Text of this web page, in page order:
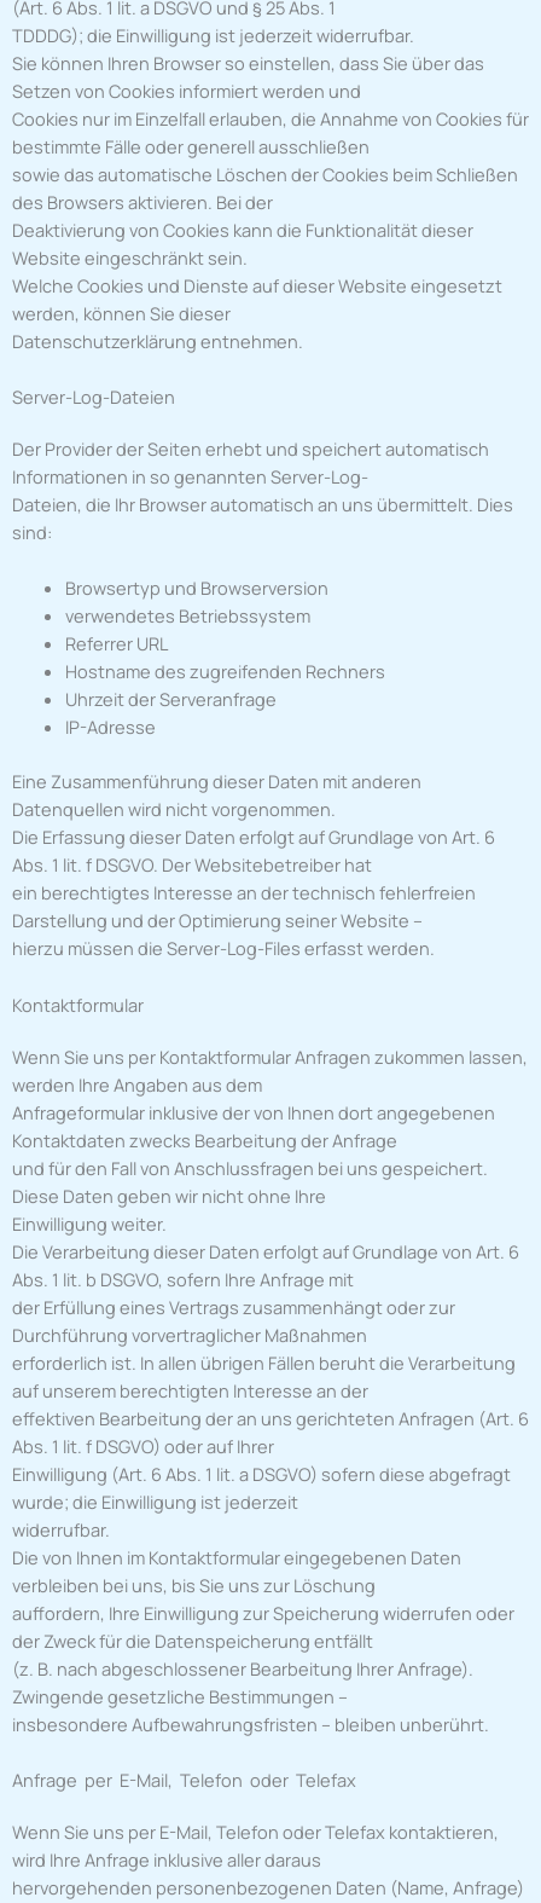
(Art. 6 Abs. 1 lit. a DSGVO und § 25 Abs. 1
TDDDG); die Einwilligung ist jederzeit widerrufbar.
Sie können Ihren Browser so einstellen, dass Sie über das
Setzen von Cookies informiert werden und
Cookies nur im Einzelfall erlauben, die Annahme von Cookies für
bestimmte Fälle oder generell ausschließen
sowie das automatische Löschen der Cookies beim Schließen
des Browsers aktivieren. Bei der
Deaktivierung von Cookies kann die Funktionalität dieser
Website eingeschränkt sein.
Welche Cookies und Dienste auf dieser Website eingesetzt
werden, können Sie dieser
Datenschutzerklärung entnehmen.
Server-Log-Dateien
Der Provider der Seiten erhebt und speichert automatisch
Informationen in so genannten Server-Log-
Dateien, die Ihr Browser automatisch an uns übermittelt. Dies
sind:
Browsertyp und Browserversion
verwendetes Betriebssystem
Referrer URL
Hostname des zugreifenden Rechners
Uhrzeit der Serveranfrage
IP-Adresse
Eine Zusammenführung dieser Daten mit anderen
Datenquellen wird nicht vorgenommen.
Die Erfassung dieser Daten erfolgt auf Grundlage von Art. 6
Abs. 1 lit. f DSGVO. Der Websitebetreiber hat
ein berechtigtes Interesse an der technisch fehlerfreien
Darstellung und der Optimierung seiner Website –
hierzu müssen die Server-Log-Files erfasst werden.
Kontaktformular
Wenn Sie uns per Kontaktformular Anfragen zukommen lassen,
werden Ihre Angaben aus dem
Anfrageformular inklusive der von Ihnen dort angegebenen
Kontaktdaten zwecks Bearbeitung der Anfrage
und für den Fall von Anschlussfragen bei uns gespeichert.
Diese Daten geben wir nicht ohne Ihre
Einwilligung weiter.
Die Verarbeitung dieser Daten erfolgt auf Grundlage von Art. 6
Abs. 1 lit. b DSGVO, sofern Ihre Anfrage mit
der Erfüllung eines Vertrags zusammenhängt oder zur
Durchführung vorvertraglicher Maßnahmen
erforderlich ist. In allen übrigen Fällen beruht die Verarbeitung
auf unserem berechtigten Interesse an der
effektiven Bearbeitung der an uns gerichteten Anfragen (Art. 6
Abs. 1 lit. f DSGVO) oder auf Ihrer
Einwilligung (Art. 6 Abs. 1 lit. a DSGVO) sofern diese abgefragt
wurde; die Einwilligung ist jederzeit
widerrufbar.
Die von Ihnen im Kontaktformular eingegebenen Daten
verbleiben bei uns, bis Sie uns zur Löschung
auffordern, Ihre Einwilligung zur Speicherung widerrufen oder
der Zweck für die Datenspeicherung entfällt
(z. B. nach abgeschlossener Bearbeitung Ihrer Anfrage).
Zwingende gesetzliche Bestimmungen –
insbesondere Aufbewahrungsfristen – bleiben unberührt.
Anfrage per E-Mail, Telefon oder Telefax
Wenn Sie uns per E-Mail, Telefon oder Telefax kontaktieren,
wird Ihre Anfrage inklusive aller daraus
hervorgehenden personenbezogenen Daten (Name, Anfrage)